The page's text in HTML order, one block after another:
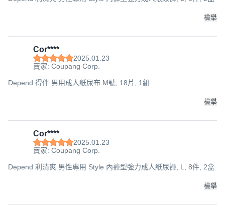
檢舉
Cor****
2025.01.23
賣家: Coupang Corp.
Depend 得伴 男用成人紙尿布 M號, 18片, 1組
檢舉
Cor****
2025.01.23
賣家: Coupang Corp.
Depend 利清爽 男性專用 Style 內褲型強力成人紙尿褲, L, 8件, 2盒
檢舉